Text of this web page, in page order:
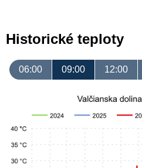
Historické teploty
06:00 09:00 12:00